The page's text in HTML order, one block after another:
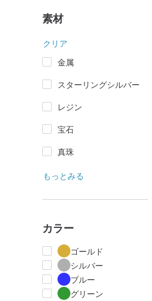
素材
クリア
金属
スターリングシルバー
レジン
宝石
真珠
もっとみる
カラー
ゴールド
シルバー
ブルー
グリーン